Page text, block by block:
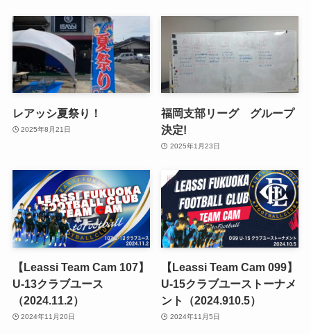
レアッシ夏祭り！
2025年8月21日
福岡支部リーグ グループ
決定!
2025年1月23日
【Leassi Team Cam 107】
U-13クラブユース
（2024.11.2）
2024年11月20日
【Leassi Team Cam 099】
U-15クラブユーストーナメ
ント（2024.910.5）
2024年11月5日